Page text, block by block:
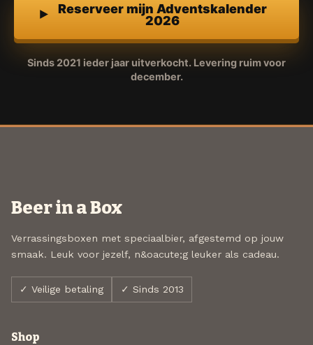
Reserveer mijn Adventskalender
2026
Sinds 2021 ieder jaar uitverkocht. Levering ruim voor
december.
Beer in a Box
Verrassingsboxen met speciaalbier, afgestemd op jouw
smaak. Leuk voor jezelf, n&oacute;g leuker als cadeau.
✓ Veilige betaling ✓ Sinds 2013
Shop